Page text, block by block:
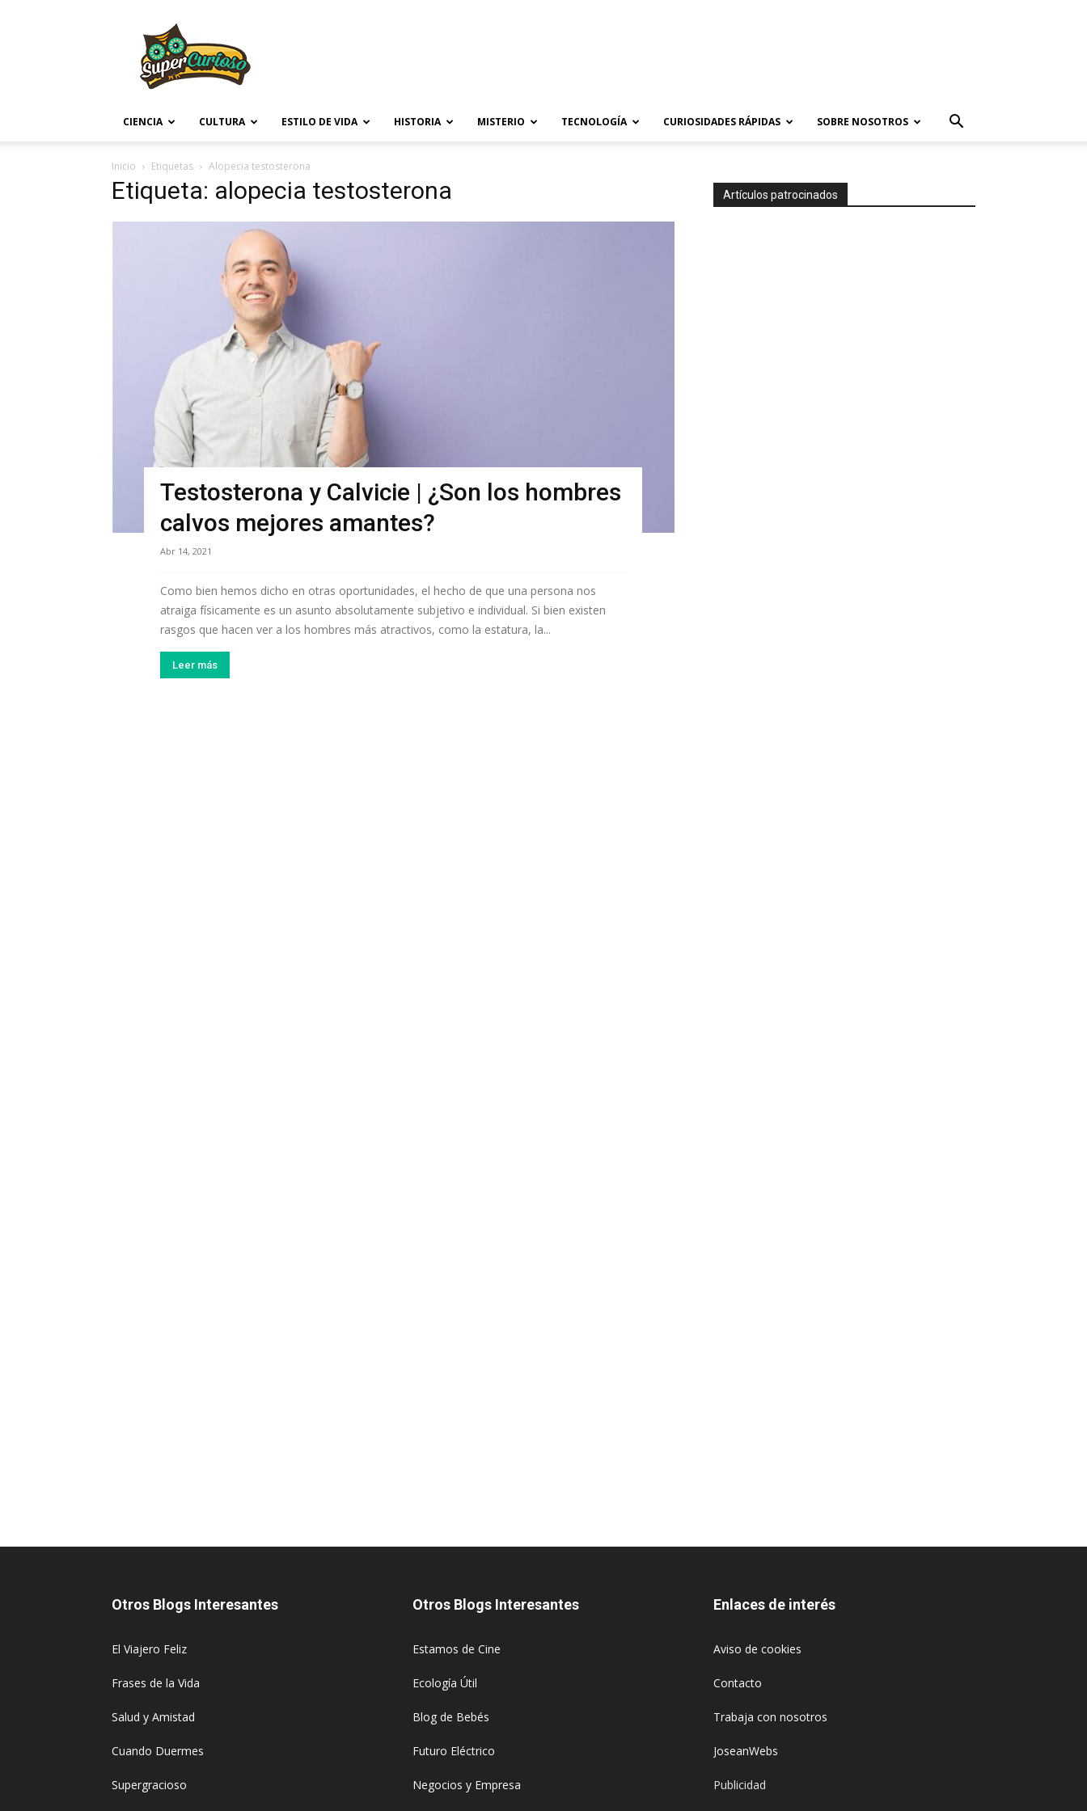
CIENCIA CULTURA ESTILO DE VIDA HISTORIA MISTERIO TECNOLOGÍA CURIOSIDADES RÁPIDAS SOBRE NOSOTROS
Inicio Etiquetas Alopecia testosterona
Etiqueta: alopecia testosterona
Testosterona y Calvicie | ¿Son los hombres
calvos mejores amantes?
Abr 14, 2021
Como bien hemos dicho en otras oportunidades, el hecho de que una persona nos
atraiga físicamente es un asunto absolutamente subjetivo e individual. Si bien existen
rasgos que hacen ver a los hombres más atractivos, como la estatura, la...
Leer más
Artículos patrocinados
Otros Blogs Interesantes
El Viajero Feliz
Frases de la Vida
Salud y Amistad
Cuando Duermes
Supergracioso
Otros Blogs Interesantes
Estamos de Cine
Ecología Útil
Blog de Bebés
Futuro Eléctrico
Negocios y Empresa
Enlaces de interés
Aviso de cookies
Contacto
Trabaja con nosotros
JoseanWebs
Publicidad